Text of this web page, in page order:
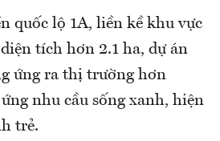
quốc lộ 1A, liền kề khu vực
tích hơn 2.1 ha, dự án
ứng ra thị trường hơn
nhu cầu sống xanh, hiện
trẻ.